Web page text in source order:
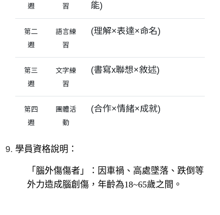
週
習
能)
第二
週
語言練
習
(理解×表達×命名)
第三
週
文字練
習
(書寫x聯想×敘述)
第四
週
團體活
動
(合作×情緒×成就)
學員資格說明：
「腦外傷傷者」：因車禍、高處墜落、跌倒等
外力造成腦創傷，年齡為18~65歲之間。